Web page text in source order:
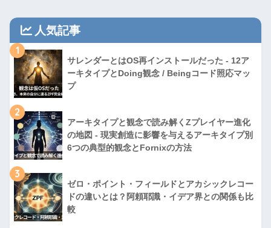
人気記事
1
サレンダーとはOS再インストールだった - 12ア
ーキタイプとDoing観念 / Beingコード照応マッ
プ
2
アーキタイプと観念で読み解くZプレイヤー進化
の地図 - 現実創造に影響を与えるアーキタイプ別
6つの典型的観念とFornixの方法
3
ゼロ・ポイント・フィールドとアカシックレコー
ドの違いとは？阿頼耶識・イデア界との関係も比
較